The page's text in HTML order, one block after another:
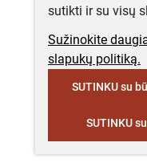
sutikti ir su visų
Sužinokite
slapukų politiką.
SUTINKU su
SUTINKU